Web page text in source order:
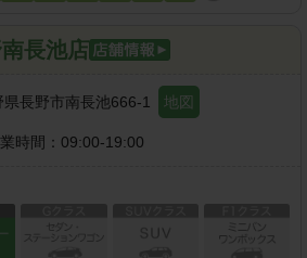
長池店
県長野市南長池666-1 地図
時間： 09:00-19:00